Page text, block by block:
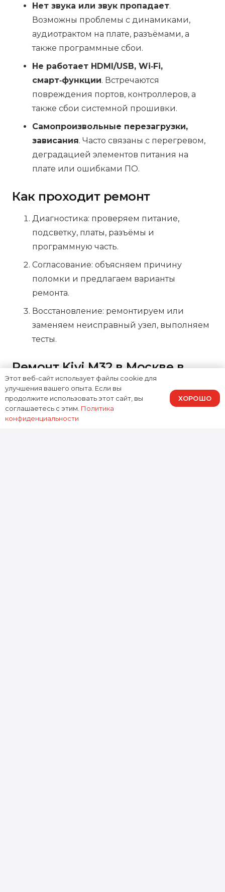
Нет звука или звук пропадает.
Возможны проблемы с динамиками,
аудиотрактом на плате, разъёмами, а
также программные сбои.
Не работает HDMI/USB, Wi‑Fi,
смарт‑функции. Встречаются
повреждения портов, контроллеров, а
также сбои системной прошивки.
Самопроизвольные перезагрузки,
зависания. Часто связаны с перегревом,
деградацией элементов питания на
плате или ошибками ПО.
Как проходит ремонт
Диагностика: проверяем питание,
подсветку, платы, разъёмы и
программную часть.
Согласование: объясняем причину
поломки и предлагаем варианты
ремонта.
Восстановление: ремонтируем или
заменяем неисправный узел, выполняем
тесты.
Ремонт Kivi M32 в Москве в
Доктор Гаджетов
Нуженремонт телевизора Kivi M32 в
Москвебез лишних обещаний и с понятным
Этот веб-сайт использует файлы cookie для
улучшения вашего опыта. Если вы
продолжите использовать этот сайт, вы
соглашаетесь с этим. Политика
конфиденциальности
ХОРОШО